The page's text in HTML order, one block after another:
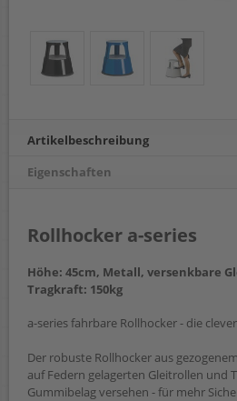
Artikelbeschreibung
Eigenschaften
Rollhocker a-series
Höhe: 45cm, Metall, versenkbare
Tragkraft: 150kg
a-series fahrbare Rollhocker - die
Der robuste Rollhocker aus
auf Federn gelagerten Gleitrollen
Gummibelag versehen - für mehr